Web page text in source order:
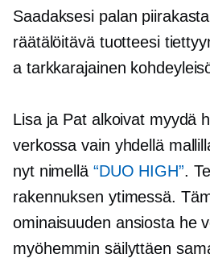
Saadaksesi palan
räätälöitävä tuotteesi
a tarkkarajainen
Lisa ja Pat alkoivat myydä
verkossa vain yhdellä
nyt nimellä “DUO HIGH”.
rakennuksen ytimessä.
ominaisuuden ansiosta he
myöhemmin säilyttäen